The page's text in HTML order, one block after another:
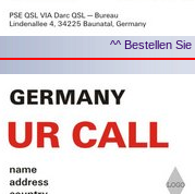
^^ Bestellen Sie